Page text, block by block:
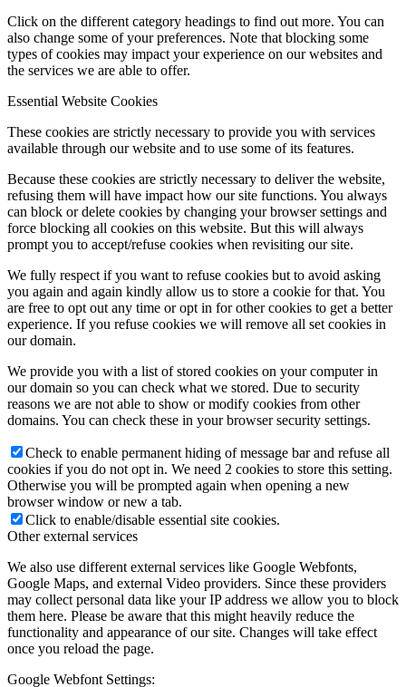
Click on the different category headings to find out more. You can
also change some of your preferences. Note that blocking some
types of cookies may impact your experience on our websites and
the services we are able to offer.
Essential Website Cookies
These cookies are strictly necessary to provide you with services
available through our website and to use some of its features.
Because these cookies are strictly necessary to deliver the website,
refusing them will have impact how our site functions. You always
can block or delete cookies by changing your browser settings and
force blocking all cookies on this website. But this will always
prompt you to accept/refuse cookies when revisiting our site.
We fully respect if you want to refuse cookies but to avoid asking
you again and again kindly allow us to store a cookie for that. You
are free to opt out any time or opt in for other cookies to get a better
experience. If you refuse cookies we will remove all set cookies in
our domain.
We provide you with a list of stored cookies on your computer in
our domain so you can check what we stored. Due to security
reasons we are not able to show or modify cookies from other
domains. You can check these in your browser security settings.
Check to enable permanent hiding of message bar and refuse all
cookies if you do not opt in. We need 2 cookies to store this setting.
Otherwise you will be prompted again when opening a new
browser window or new a tab.
Click to enable/disable essential site cookies.
Other external services
We also use different external services like Google Webfonts,
Google Maps, and external Video providers. Since these providers
may collect personal data like your IP address we allow you to block
them here. Please be aware that this might heavily reduce the
functionality and appearance of our site. Changes will take effect
once you reload the page.
Google Webfont Settings: